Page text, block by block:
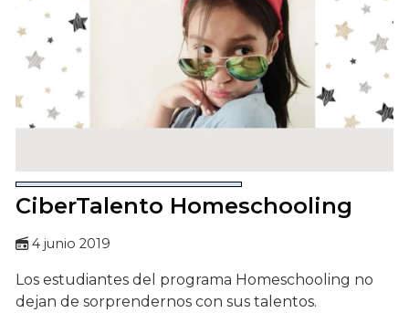
CiberTalento Homeschooling
4 junio 2019
Los estudiantes del programa Homeschooling no
dejan de sorprendernos con sus talentos.